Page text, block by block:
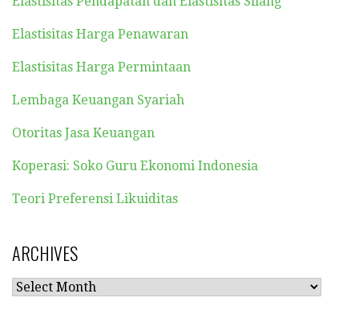
Elastisitas Harga Penawaran
Elastisitas Harga Permintaan
Lembaga Keuangan Syariah
Otoritas Jasa Keuangan
Koperasi: Soko Guru Ekonomi Indonesia
Teori Preferensi Likuiditas
ARCHIVES
ARCHIVES